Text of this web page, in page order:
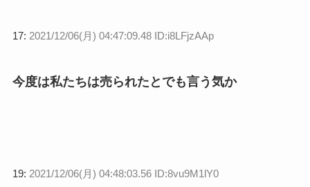
17: 2021/12/06(月) 04:47:09.48 ID:i8LFjzAAp
今度は私たちは売られたとでも言う気か
19: 2021/12/06(月) 04:48:03.56 ID:8vu9M1lY0